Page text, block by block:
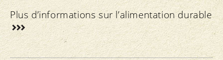
Plus d’informations sur l’alimentation durable